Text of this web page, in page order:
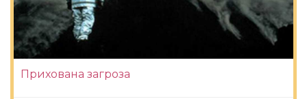
Прихована загроза